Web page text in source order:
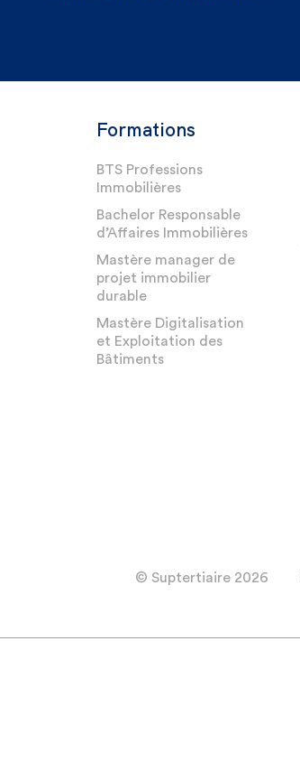
Formations
BTS Professions
Immobilières
Bachelor Responsable
d’Affaires Immobilières
Mastère manager de
projet immobilier
durable
Mastère Digitalisation
et Exploitation des
Bâtiments
© Suptertiaire 2026